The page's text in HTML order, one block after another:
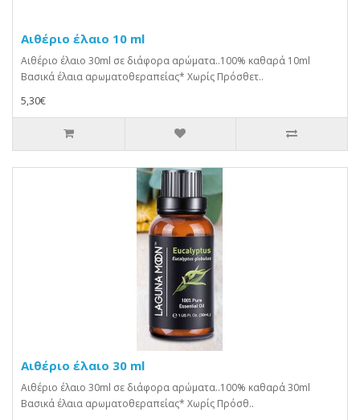
Αιθέριο έλαιο 10 ml
Αιθέριο έλαιο 30ml σε διάφορα αρώματα..100% καθαρά 10ml
Βασικά έλαια αρωματοθεραπείας* Χωρίς Πρόσθετ..
5,30€
Αιθέριο έλαιο 30 ml
Αιθέριο έλαιο 30ml σε διάφορα αρώματα..100% καθαρά 30ml
Βασικά έλαια αρωματοθεραπείας* Χωρίς Πρόσθ..